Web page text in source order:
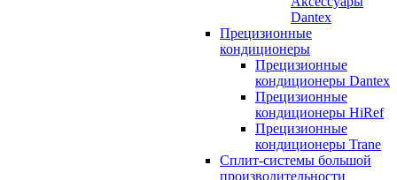
Dantex
Прецизионные
кондиционеры
Прецизионные
кондиционеры Dantex
Прецизионные
кондиционеры HiRef
Прецизионные
кондиционеры Trane
Сплит-системы большой
производительности